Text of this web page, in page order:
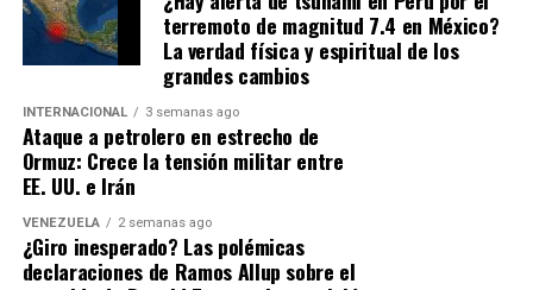
En un panorama televisivo actual donde las series se
estiran artificialmente hasta perder su esencia, El
elige el camino de la dignidad: seis capítulos
tensos, directos al grano y con una conclusión
coherente que cierra el círculo de forma magistral. Una
despedida obligatoria que ya es historia de nuestra
televisión.
mentiras directamente».
Esta postura explica su ausencia total en la producción,
un camino que también tomó su tía, la icónica
Jackson, quien no aparece ni es mencionada en el
largometraje, evidenciando una fractura familiar
respecto a cómo se debe contar la historia de Michael.
ADVERTISEMENT
terremoto de magnitud 7.4 en México?
La verdad física y espiritual de los
grandes cambios
INTERNACIONAL 3 semanas ago
Ataque a petrolero en estrecho de
Ormuz: Crece la tensión militar entre
EE. UU. e Irán
VENEZUELA 2 semanas ago
¿Giro inesperado? Las polémicas
declaraciones de Ramos Allup sobre el